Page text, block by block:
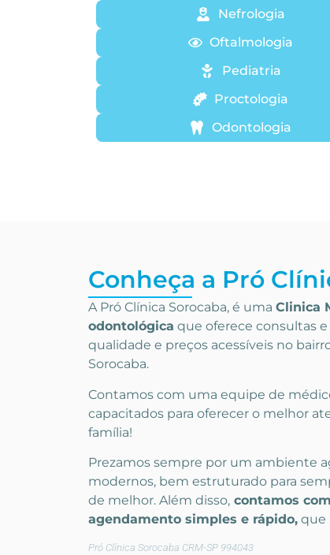
Nefrologia
Oftalmologia
Pediatria
Proctologia
Odontologia
Conheça a Pró
A Pró Clínica Sorocaba, é uma Clinica
odontológica que oferece consultas e
qualidade e preços acessíveis no
Sorocaba.
Contamos com uma equipe de
capacitados para oferecer o melhor
família!
Prezamos sempre por um ambiente
modernos, bem estruturado para
de melhor. Além disso, contamos
agendamento simples e rápido, que
Pró Clínica Sorocaba CRM-SP 994043